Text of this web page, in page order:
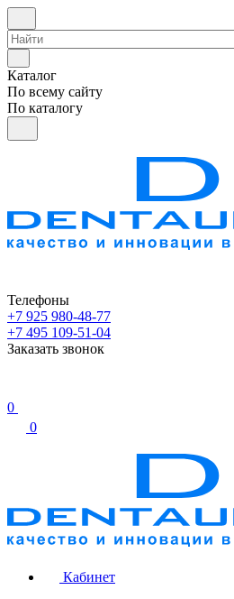
Каталог
По всему сайту
По каталогу
Телефоны
+7 925 980-48-77
+7 495 109-51-04
Заказать звонок
0
0
Кабинет